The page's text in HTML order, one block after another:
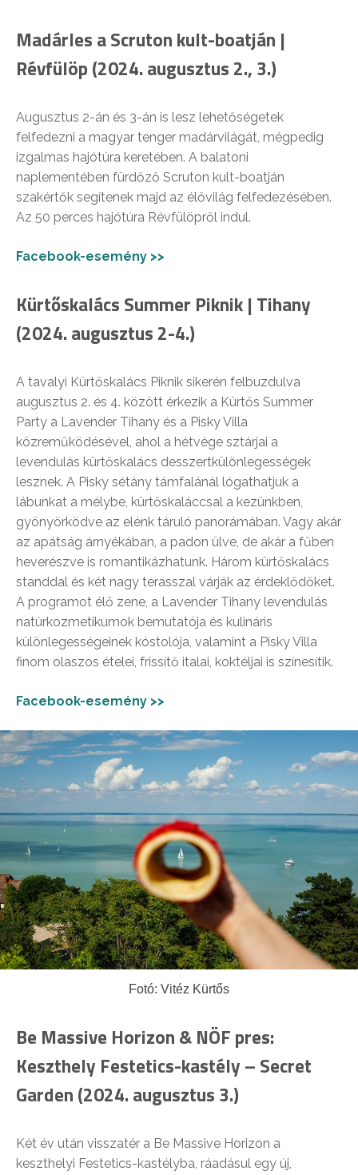
Madárles a Scruton kult-boatján |
Révfülöp (2024. augusztus 2., 3.)
Augusztus 2-án és 3-án is lesz lehetőségetek
felfedezni a magyar tenger madárvilágát, mégpedig
izgalmas hajótúra keretében. A balatoni
naplementében fürdőző Scruton kult-boatján
szakértők segítenek majd az élővilág felfedezésében.
Az 50 perces hajótúra Révfülöpről indul.
Facebook-esemény >>
Kürtőskalács Summer Piknik | Tihany
(2024. augusztus 2-4.)
A tavalyi Kürtőskalács Piknik sikerén felbuzdulva
augusztus 2. és 4. között érkezik a Kürtős Summer
Party a Lavender Tihany és a Pisky Villa
közreműködésével, ahol a hétvége sztárjai a
levendulás kürtőskalács desszertkülönlegességek
lesznek. A Pisky sétány támfalánál lógathatjuk a
lábunkat a mélybe, kürtőskaláccsal a kezünkben,
gyönyörködve az elénk táruló panorámában. Vagy akár
az apátság árnyékában, a padon ülve, de akár a fűben
heverészve is romantikázhatunk. Három kürtőskalács
standdal és két nagy terasszal várják az érdeklődőket.
A programot élő zene, a Lavender Tihany levendulás
natúrkozmetikumok bemutatója és kulináris
különlegességeinek kóstolója, valamint a Pisky Villa
finom olaszos ételei, frissítő italai, koktéljai is színesítik.
Facebook-esemény >>
Fotó: Vitéz Kürtős
Be Massive Horizon & NÖF pres:
Keszthely Festetics-kastély – Secret
Garden (2024. augusztus 3.)
Két év után visszatér a Be Massive Horizon a
keszthelyi Festetics-kastélyba, ráadásul egy új,